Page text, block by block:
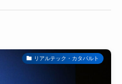
リアルテック・カタパルト